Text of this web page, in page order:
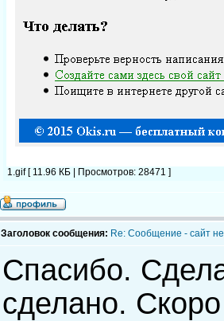
1.gif [ 11.96 КБ | Просмотров: 28471 ]
Заголовок сообщения: Re: Сообщение - сайт
Спасибо.
сделано.